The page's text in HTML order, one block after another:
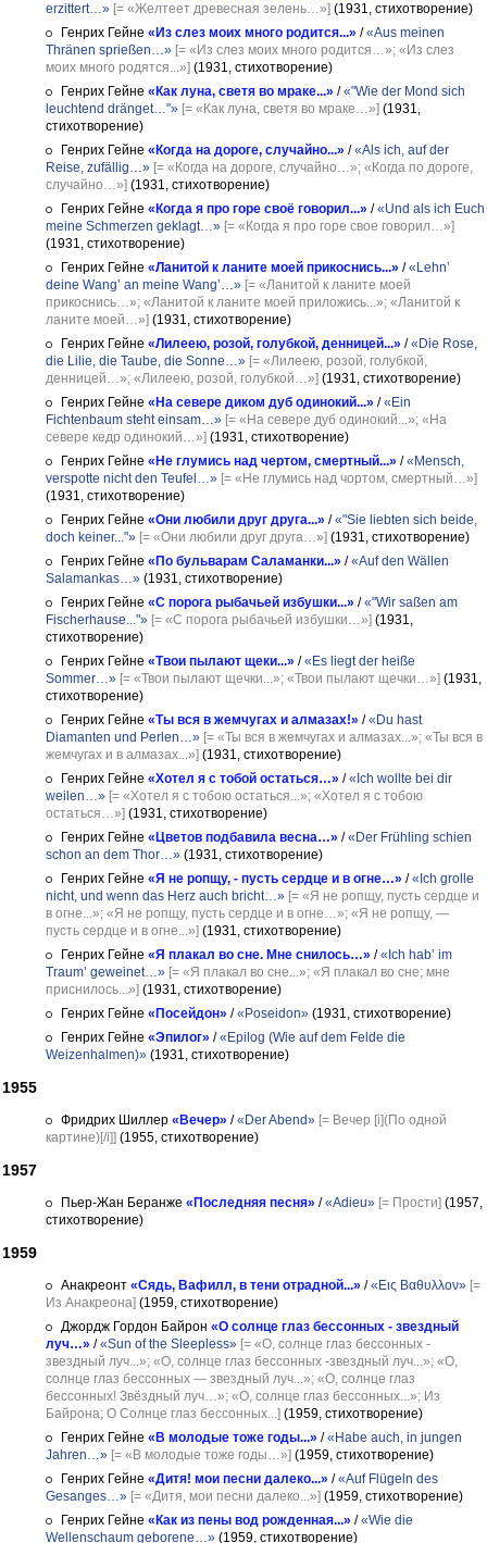
erzittert…» [= «Желтеет древесная зелень…»] (1931, стихотворение)
Генрих Гейне «Из слез моих много родится...» /«Aus meinen
Thränen sprießen…» [= «Из слез моих много родится…»; «Из слез
моих много родятся...»] (1931, стихотворение)
Генрих Гейне «Как луна, светя во мраке...» /«"Wie der Mond sich
leuchtend dränget…"» [= «Как луна, светя во мраке…»] (1931,
стихотворение)
Генрих Гейне «Когда на дороге, случайно...» /«Als ich, auf der
Reise, zufällig…» [= «Когда на дороге, случайно…»; «Когда по дороге,
случайно…»] (1931, стихотворение)
Генрих Гейне «Когда я про горе своё говорил...» /«Und als ich Euch
meine Schmerzen geklagt…» [= «Когда я про горе свое говорил…»]
(1931, стихотворение)
Генрих Гейне «Ланитой к ланите моей прикоснись...» /«Lehn’
deine Wang’ an meine Wang’…» [= «Ланитой к ланите моей
прикоснись…»; «Ланитой к ланите моей приложись...»; «Ланитой к
ланите моей…»] (1931, стихотворение)
Генрих Гейне «Лилеею, розой, голубкой, денницей...» /«Die Rose,
die Lilie, die Taube, die Sonne…» [= «Лилеею, розой, голубкой,
денницей…»; «Лилеею, розой, голубкой…»] (1931, стихотворение)
Генрих Гейне «На севере диком дуб одинокий...» /«Ein
Fichtenbaum steht einsam…» [= «На севере дуб одинокий...»; «На
севере кедр одинокий…»] (1931, стихотворение)
Генрих Гейне «Не глумись над чертом, смертный...» /«Mensch,
verspotte nicht den Teufel…» [= «Не глумись над чортом, смертный…»]
(1931, стихотворение)
Генрих Гейне «Они любили друг друга...» /«"Sie liebten sich beide,
doch keiner..."» [= «Они любили друг друга…»] (1931, стихотворение)
Генрих Гейне «По бульварам Саламанки...» /«Auf den Wällen
Salamankas…» (1931, стихотворение)
Генрих Гейне «С порога рыбачьей избушки...» /«"Wir saßen am
Fischerhause..."» [= «С порога рыбачьей избушки…»] (1931,
стихотворение)
Генрих Гейне «Твои пылают щеки...» /«Es liegt der heiße
Sommer…» [= «Твои пылают щечки...»; «Твои пылают щечки…»] (1931,
стихотворение)
Генрих Гейне «Ты вся в жемчугах и алмазах!» /«Du hast
Diamanten und Perlen…» [= «Ты вся в жемчугах и алмазах...»; «Ты вся в
жемчугах и в алмазах...»] (1931, стихотворение)
Генрих Гейне «Хотел я с тобой остаться…» /«Ich wollte bei dir
weilen…» [= «Хотел я с тобою остаться...»; «Хотел я с тобою
остаться…»] (1931, стихотворение)
Генрих Гейне «Цветов подбавила весна…» /«Der Frühling schien
schon an dem Thor…» (1931, стихотворение)
Генрих Гейне «Я не ропщу, - пусть сердце и в огне…» /«Ich grolle
nicht, und wenn das Herz auch bricht…» [= «Я не ропщу, пусть сердце и
в огне...»; «Я не ропщу, пусть сердце и в огне…»; «Я не ропщу, —
пусть сердце и в огне...»] (1931, стихотворение)
Генрих Гейне «Я плакал во сне. Мне снилось…» /«Ich hab’ im
Traum’ geweinet…» [= «Я плакал во сне...»; «Я плакал во сне; мне
приснилось...»] (1931, стихотворение)
Генрих Гейне «Посейдон» /«Poseidon» (1931, стихотворение)
Генрих Гейне «Эпилог» /«Epilog (Wie auf dem Felde die
Weizenhalmen)» (1931, стихотворение)
1955
Фридрих Шиллер «Вечер» /«Der Abend» [= Вечер [i](По одной
картине)[/i]] (1955, стихотворение)
1957
Пьер-Жан Беранже «Последняя песня» /«Adieu» [= Прости] (1957,
стихотворение)
1959
Анакреонт «Сядь, Вафилл, в тени отрадной...» /«Εις Βαθυλλον» [=
Из Анакреона] (1959, стихотворение)
Джордж Гордон Байрон «О солнце глаз бессонных - звездный
луч…» /«Sun of the Sleepless» [= «О, солнце глаз бессонных -
звездный луч...»; «О, солнце глаз бессонных -звездный луч...»; «О,
солнце глаз бессонных — звездный луч...»; «О, солнце глаз
бессонных! Звёздный луч…»; «О, солнце глаз бессонных...»; Из
Байрона; О Солнце глаз бессонных...] (1959, стихотворение)
Генрих Гейне «В молодые тоже годы...» /«Habe auch, in jungen
Jahren…» [= «В молодые тоже годы…»] (1959, стихотворение)
Генрих Гейне «Дитя! мои песни далеко...» /«Auf Flügeln des
Gesanges…» [= «Дитя, мои песни далеко...»] (1959, стихотворение)
Генрих Гейне «Как из пены вод рожденная...» /«Wie die
Wellenschaum geborene…» (1959, стихотворение)